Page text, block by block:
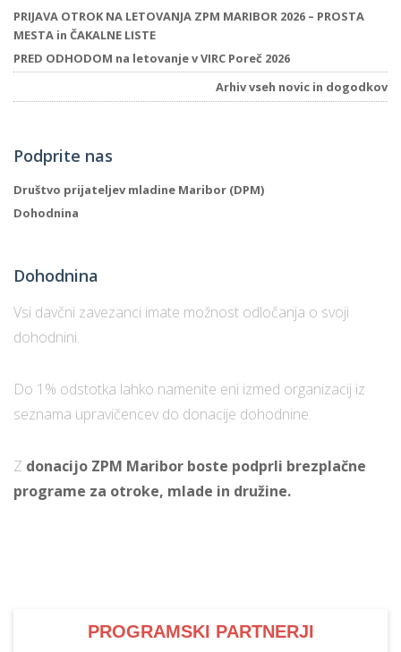
PRIJAVA OTROK NA LETOVANJA ZPM MARIBOR 2026 – PROSTA
MESTA in ČAKALNE LISTE
PRED ODHODOM na letovanje v VIRC Poreč 2026
Arhiv vseh novic in dogodkov
Podprite nas
Društvo prijateljev mladine Maribor (DPM)
Dohodnina
Dohodnina
Vsi davčni zavezanci imate možnost odločanja o svoji
dohodnini.
Do 1% odstotka lahko namenite eni izmed organizacij iz
seznama upravičencev do donacije dohodnine.
Z donacijo ZPM Maribor boste podprli brezplačne
programe za otroke, mlade in družine.
PROGRAMSKI PARTNERJI